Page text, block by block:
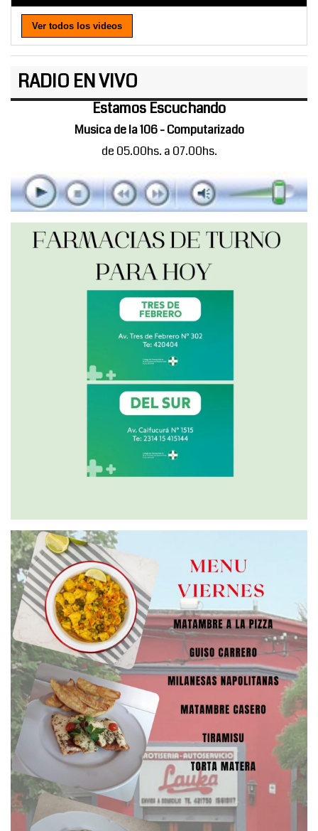
Ver todos los videos
RADIO EN VIVO
Estamos Escuchando
Musica de la 106 - Computarizado
de 05.00hs. a 07.00hs.